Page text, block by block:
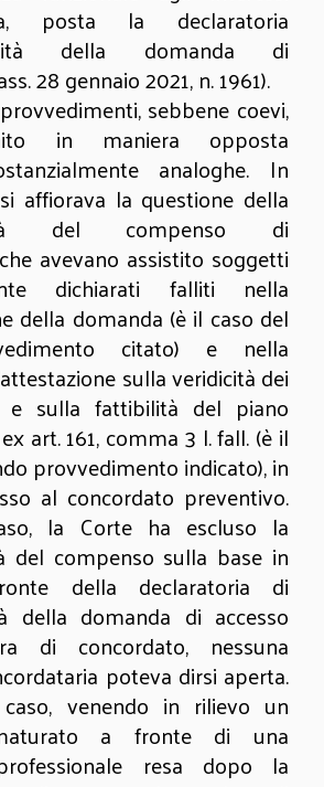
posta la declaratoria
della domanda di
28 gennaio 2021, n. 1961).
sebbene coevi,
in maniera opposta
analoghe. In
affiorava la questione della
del compenso di
avevano assistito soggetti
dichiarati falliti nella
della domanda (è il caso del
citato) e nella
sulla veridicità dei
e sulla fattibilità del piano
art. 161, comma 3 l. fall. (è il
provvedimento indicato), in
al concordato preventivo.
la Corte ha escluso la
del compenso sulla base in
della declaratoria di
della domanda di accesso
di concordato, nessuna
poteva dirsi aperta.
venendo in rilievo un
a fronte di una
resa dopo la